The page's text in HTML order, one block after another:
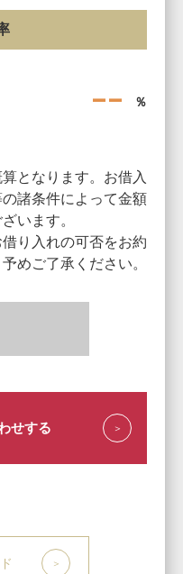
-- ％
となります。お借入
諸条件によって金額
います。
り入れの可否をお約
めご了承ください。
せする